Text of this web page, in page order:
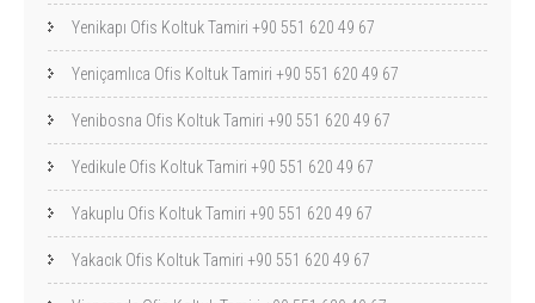
Yenikapı Ofis Koltuk Tamiri +90 551 620 49 67
Yeniçamlıca Ofis Koltuk Tamiri +90 551 620 49 67
Yenibosna Ofis Koltuk Tamiri +90 551 620 49 67
Yedikule Ofis Koltuk Tamiri +90 551 620 49 67
Yakuplu Ofis Koltuk Tamiri +90 551 620 49 67
Yakacık Ofis Koltuk Tamiri +90 551 620 49 67